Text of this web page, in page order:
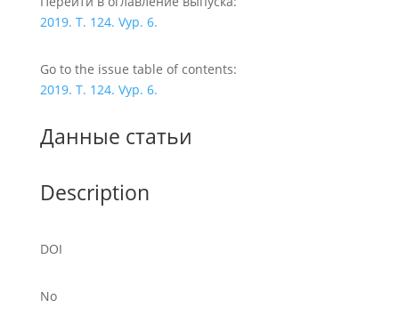
2019. T. 124. Vyp. 6.
Go to the issue table of contents:
2019. T. 124. Vyp. 6.
Данные статьи
Description
DOI
No